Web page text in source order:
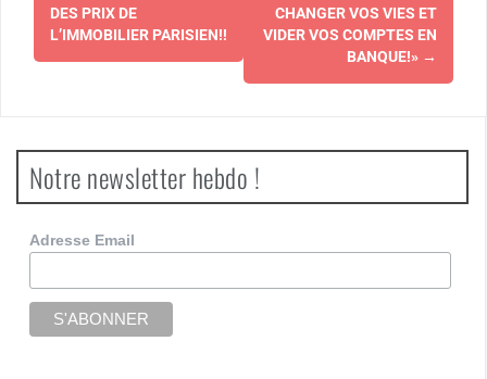
d'article
DES PRIX DE
L’IMMOBILIER PARISIEN!!
CHANGER VOS VIES ET
VIDER VOS COMPTES EN
BANQUE!» →
Notre newsletter hebdo !
Adresse Email